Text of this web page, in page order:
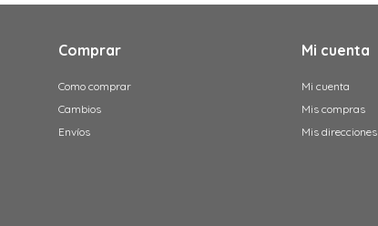
Comprar
Como comprar
Cambios
Envíos
Mi cuenta
Mi cuenta
Mis compras
Mis direcciones